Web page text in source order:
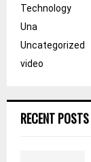
Technology
Una
Uncategorized
video
RECENT POSTS